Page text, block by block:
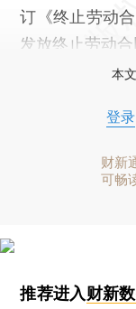
订《终止劳动
发放终止劳动
本
登录
财新
可畅
推荐进入财新